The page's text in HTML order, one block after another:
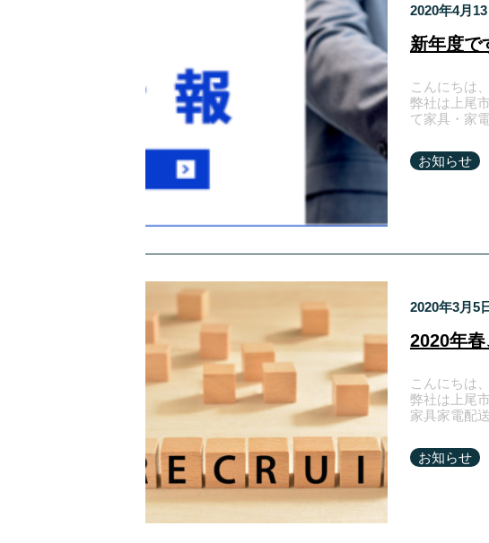
2020年4月13
新年度で
こんにちは
弊社は上尾
て家具・家
お知らせ
2020年3月5
2020年
こんにちは
弊社は上尾
家具家電配
お知らせ